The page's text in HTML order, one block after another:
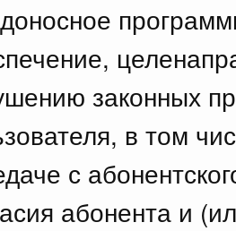
законных
в том
с
абонента и